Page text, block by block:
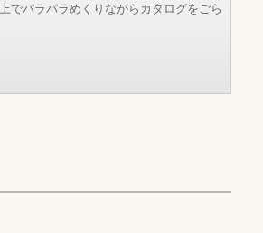
でパラパラめくりながらカタログをごら